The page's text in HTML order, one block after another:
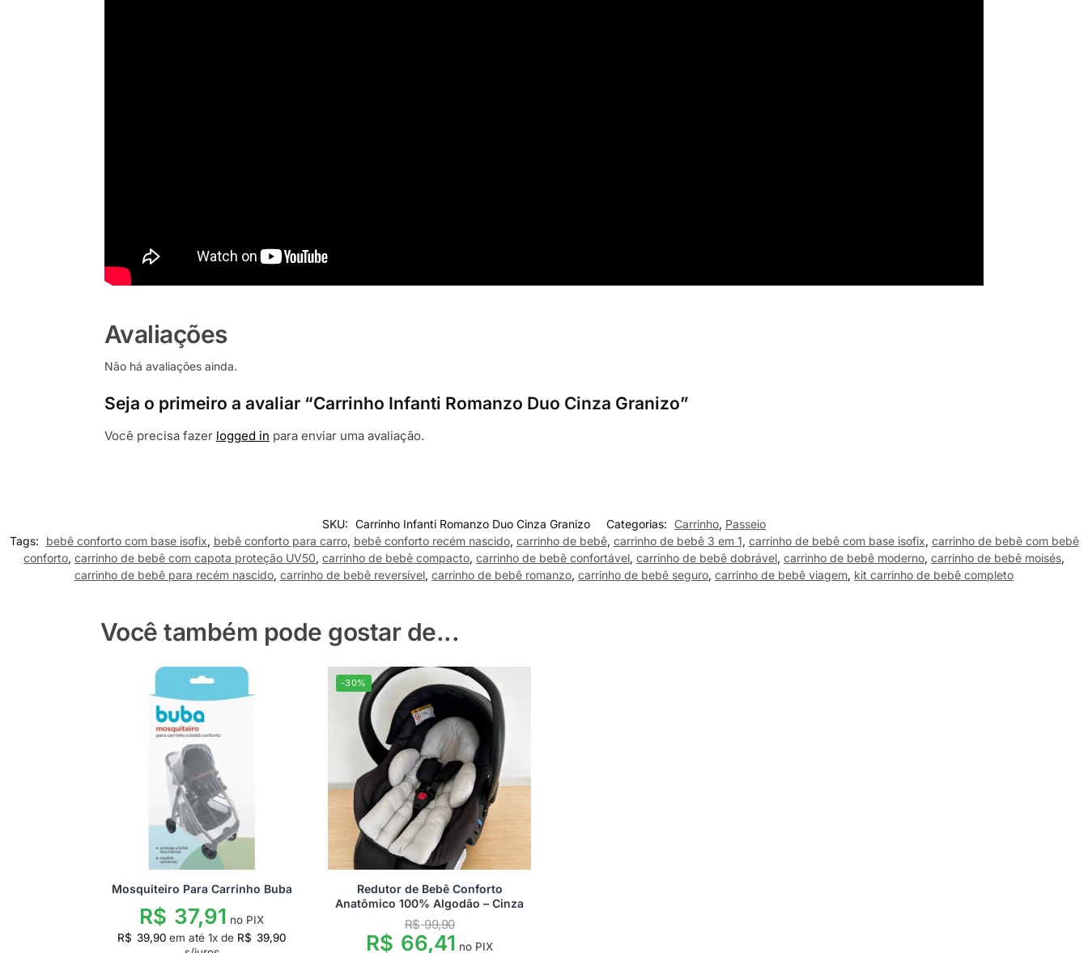
Avaliações
Não há avaliações ainda.
Seja o primeiro a avaliar “Carrinho Infanti Romanzo Duo Cinza Granizo”
Você precisa fazer logged in para enviar uma avaliação.
SKU: Carrinho Infanti Romanzo Duo Cinza Granizo Categorias: Carrinho, Passeio
Tags:
bebê conforto com base isofix, bebê conforto para carro, bebê conforto recém nascido, carrinho de bebê, carrinho de bebê 3 em 1, carrinho de bebê com base isofix, carrinho de bebê com bebê
conforto, carrinho de bebê com capota proteção UV50, carrinho de bebê compacto, carrinho de bebê confortável, carrinho de bebê dobrável, carrinho de bebê moderno, carrinho de bebê moisés,
carrinho de bebê para recém nascido, carrinho de bebê reversível, carrinho de bebê romanzo, carrinho de bebê seguro, carrinho de bebê viagem, kit carrinho de bebê completo
Você também pode gostar de...
Mosquiteiro Para Carrinho Buba
R$ 37,91 no PIX
R$ 39,90 em até 1x de R$ 39,90
-30%
Redutor de Bebê Conforto
Anatômico 100% Algodão – Cinza
R$99,90
R$ 66,41 no PIX